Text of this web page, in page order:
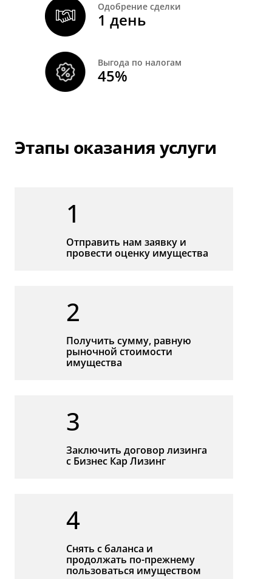
Одобрение сделки
1 день
Выгода по налогам
45%
Этапы оказания услуги
1
Отправить нам заявку и
провести оценку имущества
2
Получить сумму, равную
рыночной стоимости
имущества
3
Заключить договор лизинга
с Бизнес Кар Лизинг
4
Снять с баланса и
продолжать по-прежнему
пользоваться имуществом